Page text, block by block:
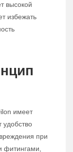
высокой
избежать
имеет
удобство
при
фитингами,